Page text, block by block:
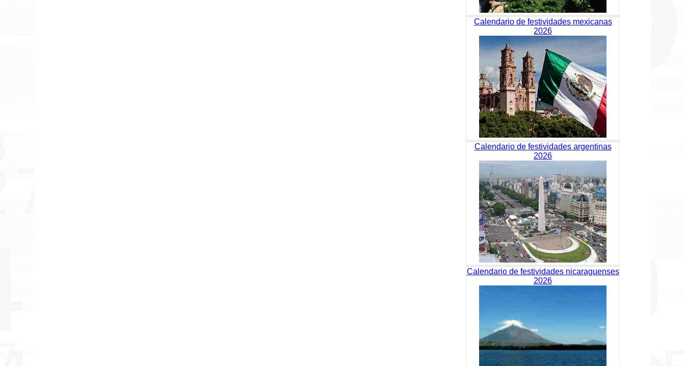
Calendario de festividades mexicanas
2026
Calendario de festividades argentinas
2026
Calendario de festividades nicaraguenses
2026